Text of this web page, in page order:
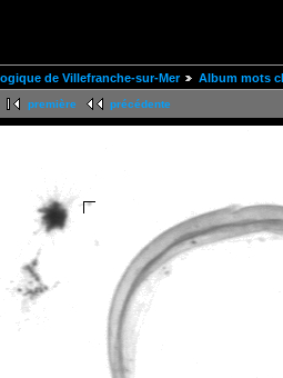
de Villefranche-sur-Mer Album mots
première précédente